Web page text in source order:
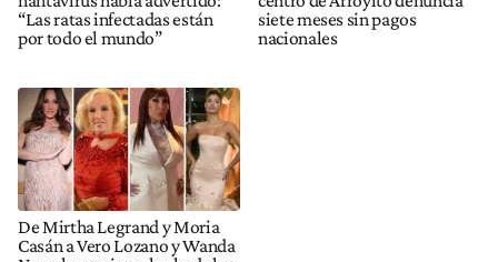
“Las ratas infectadas están
por todo el mundo”
siete meses sin pagos
nacionales
De Mirtha Legrand y Moria
Casán a Vero Lozano y Wanda